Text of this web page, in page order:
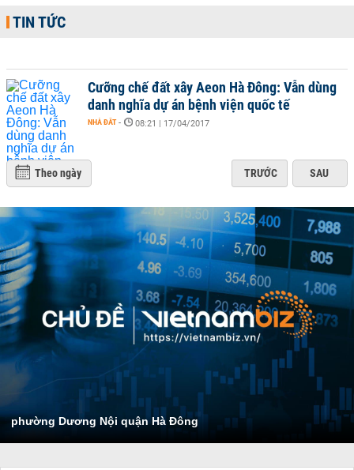
TIN TỨC
Cưỡng chế đất xây Aeon Hà Đông: Vẫn dùng
danh nghĩa dự án bệnh viện quốc tế
NHÀ ĐẤT - 08:21 | 17/04/2017
Theo ngày TRƯỚC SAU
phường Dương Nội quận Hà Đông